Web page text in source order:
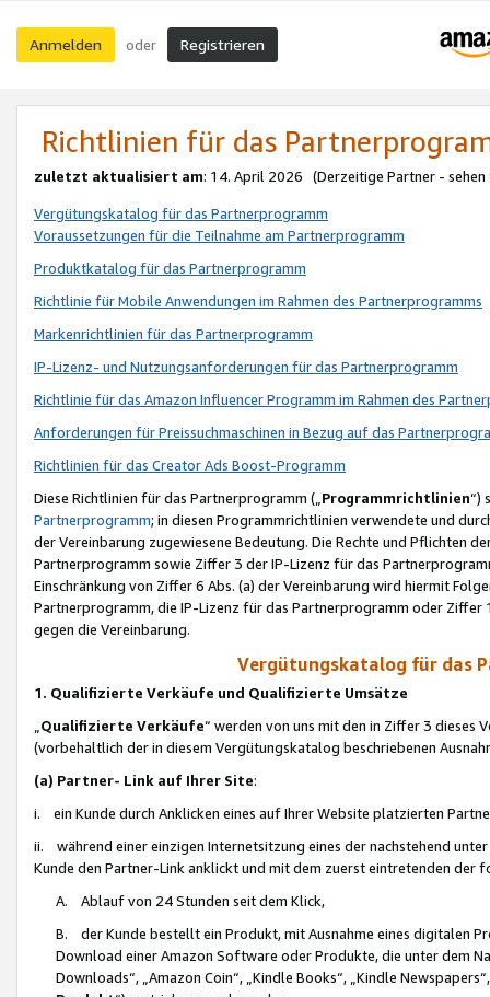
Anmelden oder Registrieren
Richtlinien für das
zuletzt aktualisiert am: 14. April 2026 (Derzeitige Partner - sehen
Vergütungskatalog für das Partnerprogramm
Voraussetzungen für die Teilnahme am Partnerprogramm
Produktkatalog für das Partnerprogramm
Richtlinie für Mobile Anwendungen im Rahmen des Partnerprogramms
Markenrichtlinien für das Partnerprogramm
IP-Lizenz- und Nutzungsanforderungen für das Partnerprogramm
Richtlinie für das Amazon Influencer Programm im Rahmen des
Anforderungen für Preissuchmaschinen in Bezug auf das
Richtlinien für das Creator Ads Boost-Programm
Diese Richtlinien für das Partnerprogramm („Programmrichtlinien“)
Partnerprogramm; in diesen Programmrichtlinien verwendete und
der Vereinbarung zugewiesene Bedeutung. Die Rechte und Pflichten
Partnerprogramm sowie Ziffer 3 der IP-Lizenz für das
Einschränkung von Ziffer 6 Abs. (a) der Vereinbarung wird hiermit
Partnerprogramm, die IP-Lizenz für das Partnerprogramm oder
gegen die Vereinbarung.
Vergütungskatalog für das
1. Qualifizierte Verkäufe und Qualifizierte Umsätze
Qualifizierte Verkäufe“ werden von uns mit den in Ziffer 3
(vorbehaltlich der in diesem Vergütungskatalog beschriebenen
(a) Partner- Link auf Ihrer Site:
i. ein Kunde durch Anklicken eines auf Ihrer Website platzierten
ii. während einer einzigen Internetsitzung eines der nachstehend
Kunde den Partner-Link anklickt und mit dem zuerst eintretenden der
A. Ablauf von 24 Stunden seit dem Klick,
B. der Kunde bestellt ein Produkt, mit Ausnahme eines digitalen
Download einer Amazon Software oder Produkte, die unter dem
Downloads“, „Amazon Coin“, „Kindle Books“, „Kindle